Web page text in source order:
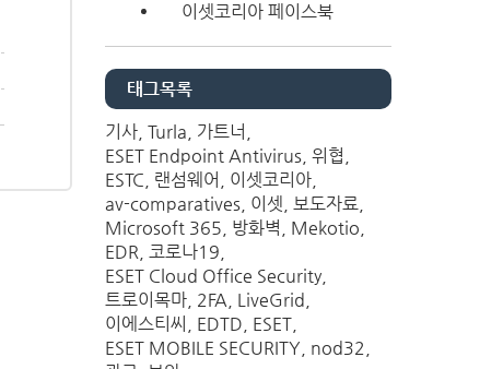
이셋코리아 페이스북
태그목록
기사 Turla 가트너
ESET Endpoint Antivirus 위협
ESTC 랜섬웨어
이셋코리아
av-comparatives 이셋 보도자료
Microsoft 365 방화벽
Mekotio
EDR 코로나19
ESET Cloud Office Security
트로이목마 2FA LiveGrid
이에스티씨
EDTD ESET
ESET MOBILE SECURITY nod32